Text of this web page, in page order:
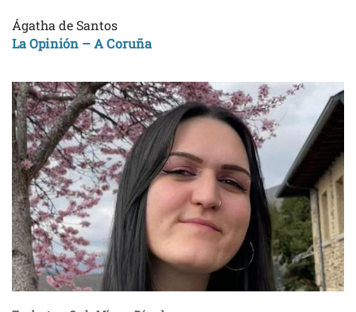
Ágatha de Santos
La Opinión – A Coruña